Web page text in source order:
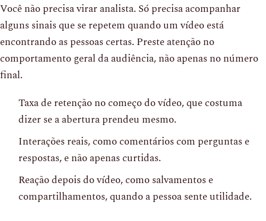
Você não precisa virar analista. Só precisa acompanhar
alguns sinais que se repetem quando um vídeo está
encontrando as pessoas certas. Preste atenção no
comportamento geral da audiência, não apenas no número
final.
Taxa de retenção no começo do vídeo, que costuma
dizer se a abertura prendeu mesmo.
Interações reais, como comentários com perguntas e
respostas, e não apenas curtidas.
Reação depois do vídeo, como salvamentos e
compartilhamentos, quando a pessoa sente utilidade.